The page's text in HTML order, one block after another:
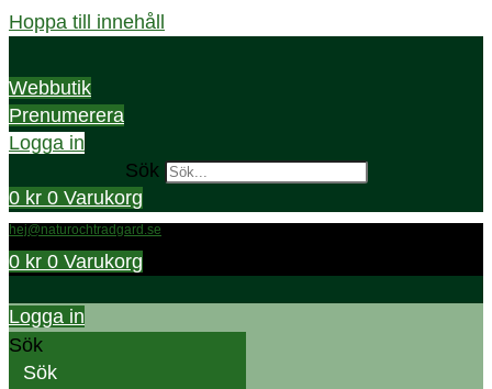
Hoppa till innehåll
Webbutik
Prenumerera
Logga in
Sök
0 kr 0 Varukorg
hej@naturochtradgard.se
0 kr 0 Varukorg
Logga in
Sök
Sök